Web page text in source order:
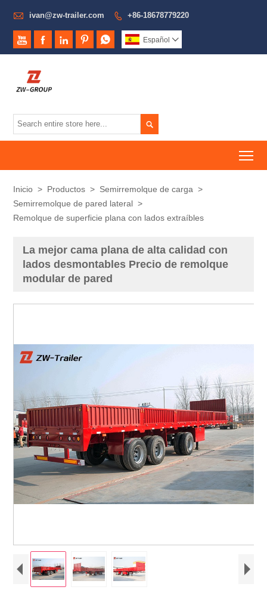
 ivan@zw-trailer.com  +86-18678779220
     Español 

Inicio > Productos > Semirremolque de carga >
Semirremolque de pared lateral >
Remolque de superficie plana con lados extraíbles
La mejor cama plana de alta calidad con
lados desmontables Precio de remolque
modular de pared